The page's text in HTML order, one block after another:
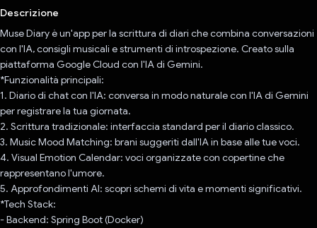
Descrizione
Muse Diary è un'app per la scrittura di diari che combina conversazioni
con l'IA, consigli musicali e strumenti di introspezione. Creato sulla
piattaforma Google Cloud con l'IA di Gemini.
*Funzionalità principali:
1. Diario di chat con l'IA: conversa in modo naturale con l'IA di Gemini
per registrare la tua giornata.
2. Scrittura tradizionale: interfaccia standard per il diario classico.
3. Music Mood Matching: brani suggeriti dall'IA in base alle tue voci.
4. Visual Emotion Calendar: voci organizzate con copertine che
rappresentano l'umore.
5. Approfondimenti AI: scopri schemi di vita e momenti significativi.
*Tech Stack:
- Backend: Spring Boot (Docker)